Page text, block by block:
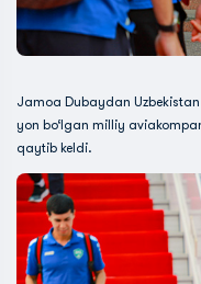
Jamoa Dubaydan
yon bo‘lgan milliy
qaytib keldi.